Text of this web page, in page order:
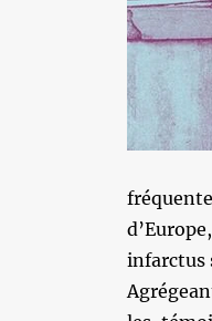
infarctus